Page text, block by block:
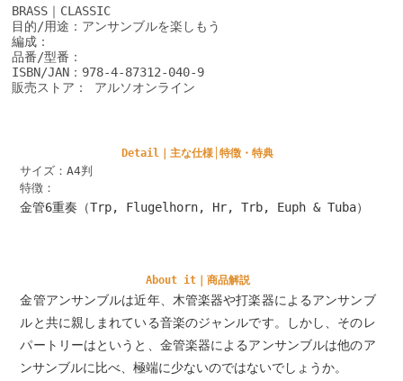
BRASS｜CLASSIC
目的/用途：アンサンブルを楽しもう
編成：
品番/型番：
ISBN/JAN：978-4-87312-040-9
販売ストア： アルソオンライン
Detail｜主な仕様│特徴・特典
サイズ：A4判
特徴：
金管6重奏（Trp, Flugelhorn, Hr, Trb, Euph & Tuba）
About it｜商品解説
金管アンサンブルは近年、木管楽器や打楽器によるアンサンブ
ルと共に親しまれている音楽のジャンルです。しかし、そのレ
パートリーはというと、金管楽器によるアンサンブルは他のア
ンサンブルに比べ、極端に少ないのではないでしょうか。